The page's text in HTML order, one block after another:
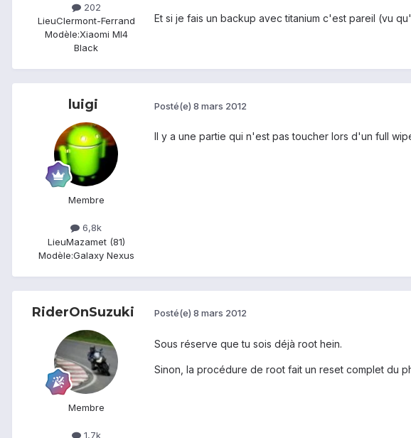
202
LieuClermont-Ferrand
Modèle:Xiaomi MI4
Black
Et si je fais un backup avec titanium c'est pareil (vu
luigi
Membre
6,8k
LieuMazamet (81)
Modèle:Galaxy Nexus
Posté(e) 8 mars 2012
Il y a une partie qui n'est pas toucher lors d'un full
RiderOnSuzuki
Membre
1,7k
Posté(e) 8 mars 2012
Sous réserve que tu sois déjà root hein.
Sinon, la procédure de root fait un reset complet du